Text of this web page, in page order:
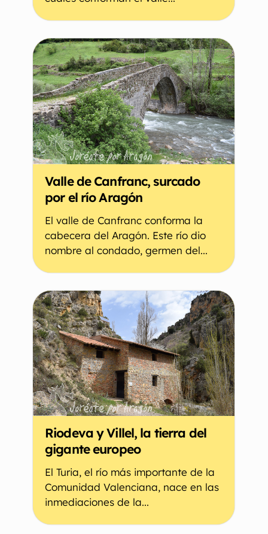
Valle de Canfranc, surcado
por el río Aragón
El valle de Canfranc conforma la
cabecera del Aragón. Este río dio
nombre al condado, germen del...
Riodeva y Villel, la tierra del
gigante europeo
El Turia, el río más importante de la
Comunidad Valenciana, nace en las
inmediaciones de la...